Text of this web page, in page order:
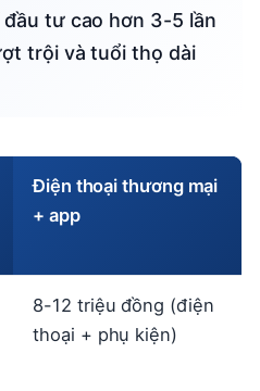
tư cao hơn 3-5 lần
trội và tuổi thọ dài
Điện thoại thương mại
+ app
8-12 triệu đồng (điện
thoại + phụ kiện)